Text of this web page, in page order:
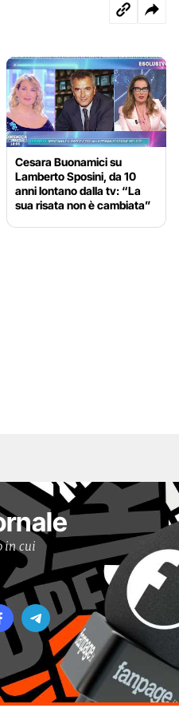
Cesara Buonamici su
Lamberto Sposini, da 10
anni lontano dalla tv: “La
sua risata non è cambiata”
in cui